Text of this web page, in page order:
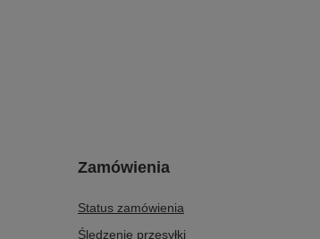
Zamówienia
Status zamówienia
Śledzenie przesyłki